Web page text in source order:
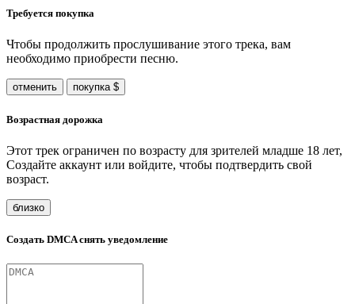
Требуется покупка
Чтобы продолжить прослушивание этого трека, вам
необходимо приобрести песню.
отменить покупка $
Возрастная дорожка
Этот трек ограничен по возрасту для зрителей младше 18 лет,
Создайте аккаунт или войдите, чтобы подтвердить свой
возраст.
близко
Создать DMCA снять уведомление